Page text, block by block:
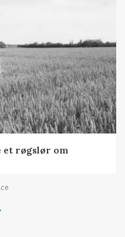
et røgslør om